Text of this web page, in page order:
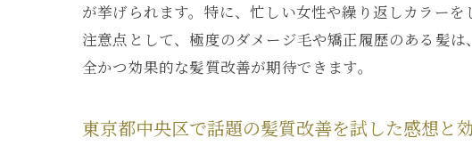
が挙げられます。特に、忙しい女性や繰り返しカラーを
注意点として、極度のダメージ毛や矯正履歴のある髪
全かつ効果的な髪質改善が期待できます。
東京都中央区で話題の髪質改善を試した感想と